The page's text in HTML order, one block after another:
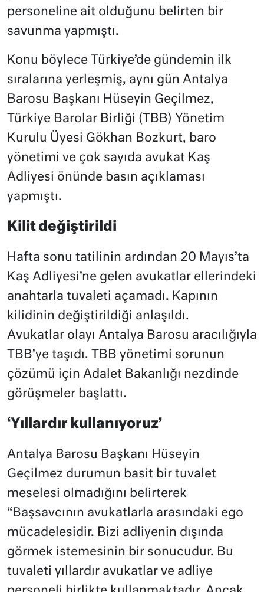
personeline ait olduğunu belirten bir
savunma yapmıştı.
Konu böylece Türkiye’de gündemin ilk
sıralarına yerleşmiş, aynı gün Antalya
Barosu Başkanı Hüseyin Geçilmez,
Türkiye Barolar Birliği (TBB) Yönetim
Kurulu Üyesi Gökhan Bozkurt, baro
yönetimi ve çok sayıda avukat Kaş
Adliyesi önünde basın açıklaması
yapmıştı.
Kilit değiştirildi
Hafta sonu tatilinin ardından 20 Mayıs’ta
Kaş Adliyesi’ne gelen avukatlar ellerindeki
anahtarla tuvaleti açamadı. Kapının
kilidinin değiştirildiği anlaşıldı.
Avukatlar olayı Antalya Barosu aracılığıyla
TBB’ye taşıdı. TBB yönetimi sorunun
çözümü için Adalet Bakanlığı nezdinde
görüşmeler başlattı.
‘Yıllardır kullanıyoruz’
Antalya Barosu Başkanı Hüseyin
Geçilmez durumun basit bir tuvalet
meselesi olmadığını belirterek
“Başsavcının avukatlarla arasındaki ego
mücadelesidir. Bizi adliyenin dışında
görmek istemesinin bir sonucudur. Bu
tuvaleti yıllardır avukatlar ve adliye